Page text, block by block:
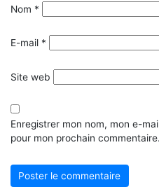
Nom *
E-mail *
Site web
Enregistrer mon nom, mon e-
pour mon prochain commentaire.